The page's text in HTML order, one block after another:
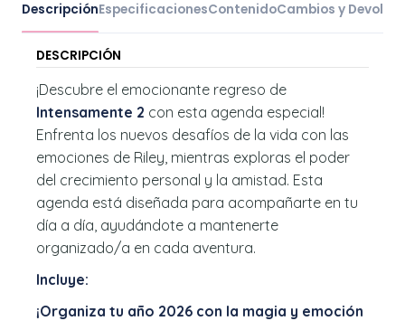
DescripciónEspecificacionesContenidoCambios y
DESCRIPCIÓN
¡Descubre el emocionante regreso de
Intensamente 2 con esta agenda especial!
Enfrenta los nuevos desafíos de la vida con las
emociones de Riley, mientras exploras el poder
del crecimiento personal y la amistad. Esta
agenda está diseñada para acompañarte en tu
día a día, ayudándote a mantenerte
organizado/a en cada aventura.
Incluye:
¡Organiza tu año 2026 con la magia y emoción